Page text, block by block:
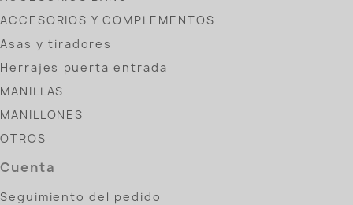
ACCESORIOS Y COMPLEMENTOS
Asas y tiradores
Herrajes puerta entrada
MANILLAS
MANILLONES
OTROS
Cuenta
Seguimiento del pedido